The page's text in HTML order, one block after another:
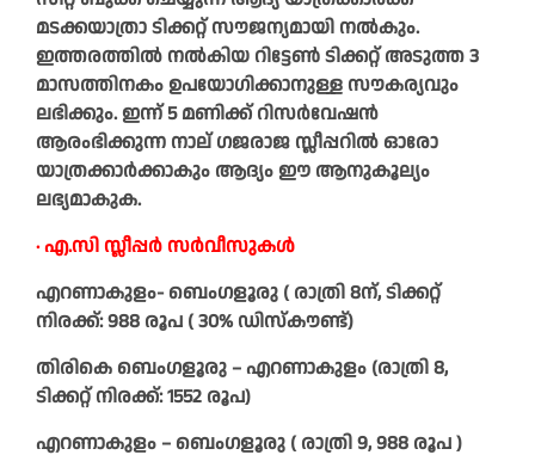
മടക്കയാത്രാ ടിക്കറ്റ് സൗജന്യമായി നൽകും.
ഇത്തരത്തിൽ നൽകിയ റിട്ടേൺ ടിക്കറ്റ് അടുത്ത 3
മാസത്തിനകം ഉപയോ​ഗിക്കാനുള്ള സൗകര്യവും
ലഭിക്കും. ഇന്ന് 5 മണിക്ക് റിസർവേഷൻ
ആരംഭിക്കുന്ന നാല് ഗജരാജ സ്ലീപ്പറിൽ ഓരോ
യാത്രക്കാർക്കാകും ആദ്യം ഈ ആനുകൂല്യം
ലഭ്യമാകുക.
∙ എ.സി സ്ലീപ്പർ സർവീസുകൾ
എറണാകുളം- ബെംഗളൂരു ( രാത്രി 8ന്, ടിക്കറ്റ്
നിരക്ക്: 988 രൂപ ( 30% ഡിസ്‍കൗണ്ട്)
തിരികെ ബെംഗളൂരു – എറണാകുളം (രാത്രി 8,
ടിക്കറ്റ് നിരക്ക്: 1552 രൂപ)
എറണാകുളം – ബെംഗളൂരു ( രാത്രി 9, 988 രൂപ )